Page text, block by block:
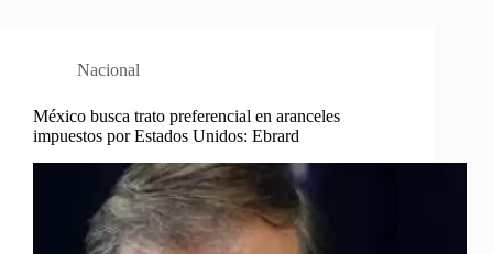
Nacional
México busca trato preferencial en aranceles
impuestos por Estados Unidos: Ebrard